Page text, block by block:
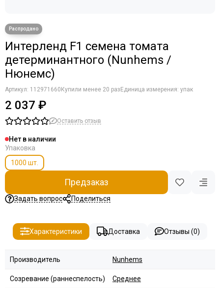
Интерленд F1 семена томата
детерминантного (Nunhems /
Нюнемс)
Артикул: 112971660 Купили менее 20 раз Единица измерения: упак
2 037 ₽
Оставить отзыв
Нет в наличии
Упаковка
1000 шт.
Предзаказ
Задать вопрос Поделиться
Характеристики Доставка Отзывы (0)
Производитель Nunhems
Созревание (раннеспелость) Среднее